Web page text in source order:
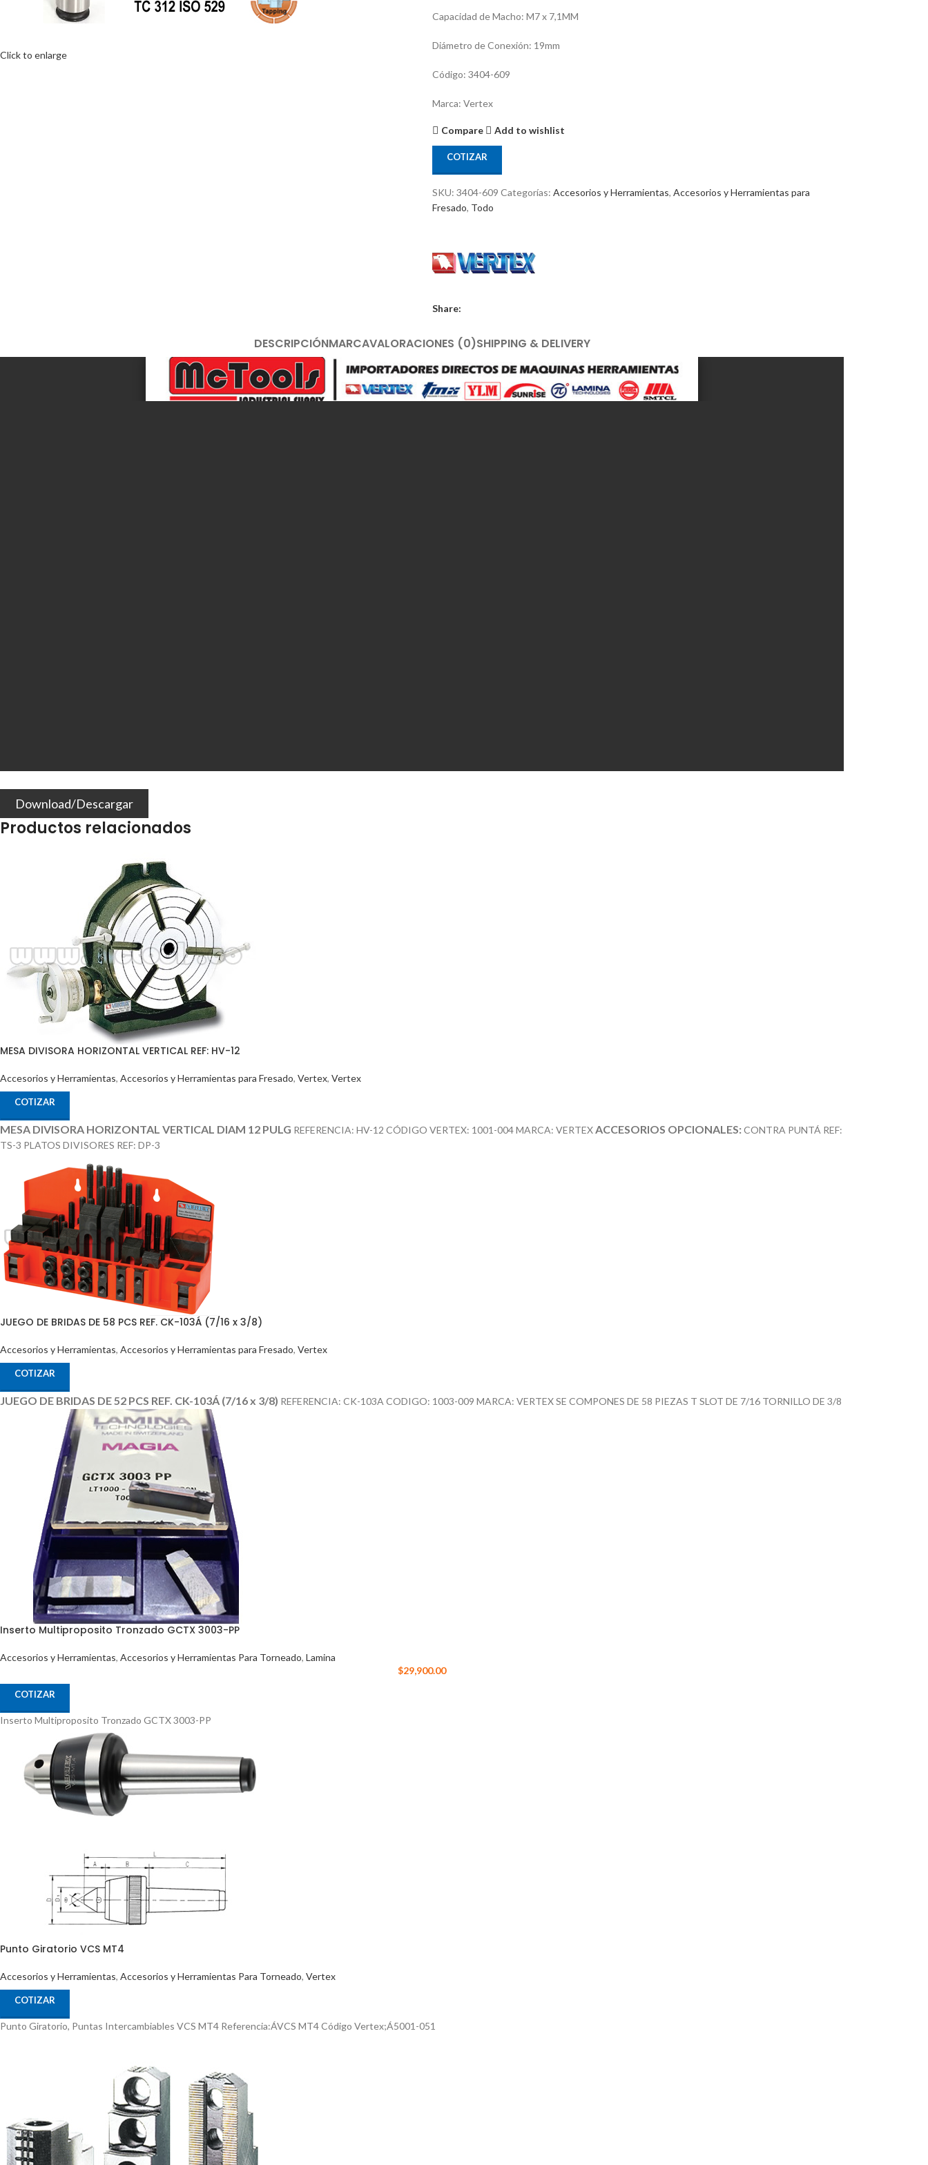
Click to enlarge
Capacidad de Macho: M7 x 7,1MM
Diámetro de Conexión: 19mm
Código: 3404-609
Marca: Vertex
Compare Add to wishlist
COTIZAR
SKU: 3404-609 Categorías: Accesorios y Herramientas, Accesorios y Herramientas para
Fresado, Todo
Share:
DESCRIPCIÓNMARCAVALORACIONES (0)SHIPPING & DELIVERY
Download/Descargar
Productos relacionados
MESA DIVISORA HORIZONTAL VERTICAL REF: HV-12
Accesorios y Herramientas, Accesorios y Herramientas para Fresado, Vertex, Vertex
COTIZAR
MESA DIVISORA HORIZONTAL VERTICAL DIAM 12 PULG REFERENCIA: HV-12 CÓDIGO VERTEX: 1001-004 MARCA: VERTEXACCESORIOS OPCIONALES:CONTRA PUNTÁ REF:
TS-3 PLATOS DIVISORES REF: DP-3
JUEGO DE BRIDAS DE 58 PCS REF. CK-103Á (7/16 x 3/8)
Accesorios y Herramientas, Accesorios y Herramientas para Fresado, Vertex
COTIZAR
JUEGO DE BRIDAS DE 52 PCS REF. CK-103Á (7/16 x 3/8) REFERENCIA: CK-103A CODIGO: 1003-009 MARCA: VERTEX SE COMPONES DE 58 PIEZAS T SLOT DE 7/16 TORNILLO DE 3/8
Inserto Multiproposito Tronzado GCTX 3003-PP
Accesorios y Herramientas, Accesorios y Herramientas Para Torneado, Lamina
$29,900.00
COTIZAR
Inserto Multiproposito Tronzado GCTX 3003-PP
Punto Giratorio VCS MT4
Accesorios y Herramientas, Accesorios y Herramientas Para Torneado, Vertex
COTIZAR
Punto Giratorio, Puntas Intercambiables VCS MT4 Referencia:ÁVCS MT4 Código Vertex;Á5001-051